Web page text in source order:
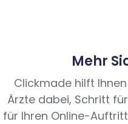
Mehr
Clickmade hilft
Ärzte dabei, Schritt
für Ihren Online-